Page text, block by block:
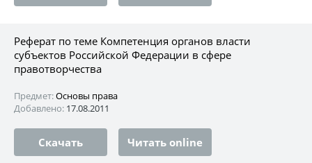
Реферат по теме Компетенция органов власти
субъектов Российской Федерации в сфере
правотворчества
Предмет:Основы права
Добавлено: 17.08.2011
Скачать Читать online